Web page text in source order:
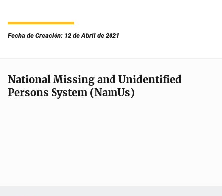
Fecha de Creación: 12 de Abril de 2021
National Missing and Unidentified
Persons System (NamUs)